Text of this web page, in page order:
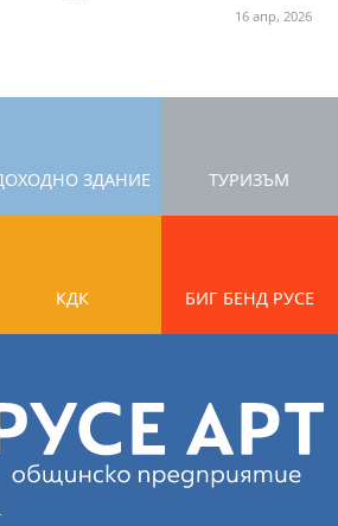
16 апр, 2026
ЗДАНИЕ ТУРИЗЪМ
КДК БИГ БЕНД РУСЕ